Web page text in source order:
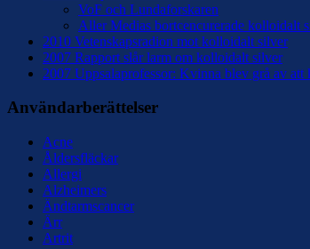
VoF och Lundaforskaren
Aller Medias bortcencurerade kolloidalt
2010 Vetenskapsradion mot kolloidalt silver
2007 Rapport slår larm om kolloidalt silver
2007 Uppsalaprofessor: Kvinna blev grå av
Användarberättelser
Acne
Åldersfläckar
Allergi
Alzheimers
Ändtarmscancer
Ärr
Artrit